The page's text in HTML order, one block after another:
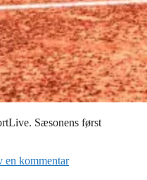
Sæsonens først
en kommentar